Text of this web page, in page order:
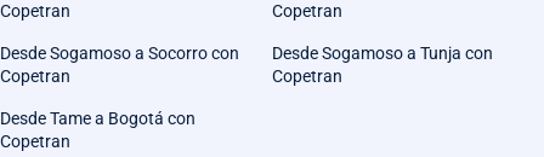
Copetran
Copetran
Desde Sogamoso a Socorro con
Copetran
Desde Sogamoso a Tunja con
Copetran
Desde Tame a Bogotá con
Copetran